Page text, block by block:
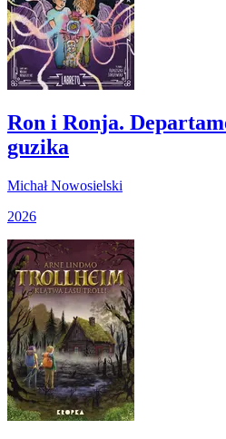
Ron i Ronja.
guzika
Michał Nowosielski
2026